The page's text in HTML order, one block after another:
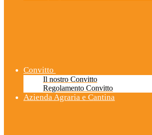
Convitto
Il nostro Convitto
Regolamento Convitto
Azienda Agraria e Cantina